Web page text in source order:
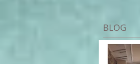
BLOG